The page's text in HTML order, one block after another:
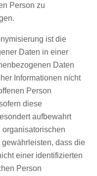
Person zu
ist die
Daten in einer
Daten
Informationen nicht
Person
diese
aufbewahrt
dass die
einer identifizierten
Person